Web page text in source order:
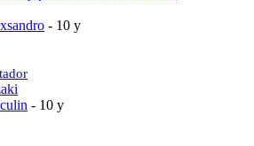
- 10 y
- 10 y